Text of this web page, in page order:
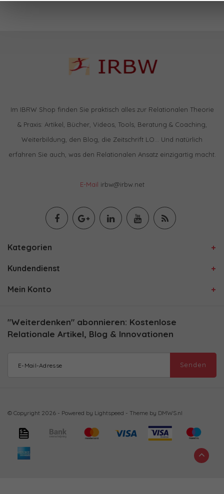
Im IBRW Shop finden Sie praktisch alles zur Relationalen Theorie
& Praxis: Artikel, Bücher, Videos, Tools, Beratung & Coaching,
Weiterbildung, den Blog, die Zeitschrift LO… Und natürlich
erfahren Sie auch, was den Relationalen Ansatz einzigartig macht.
E-Mail irbw@irbw.net
Kategorien
Kundendienst
Mein Konto
"Weiterdenken" abonnieren: Kostenlose
Relationale Artikel, Blog & Innovationen
Senden
© Copyright 2026 - Powered by Lightspeed - Theme by DMWS.nl